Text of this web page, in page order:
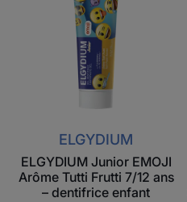
EMOJI
Arôme
Tutti
Frutti
7/12
ans
dentifrice
enfant
ELGYDIUM
ELGYDIUM Junior EMOJI
Arôme Tutti Frutti 7/12 ans
– dentifrice enfant